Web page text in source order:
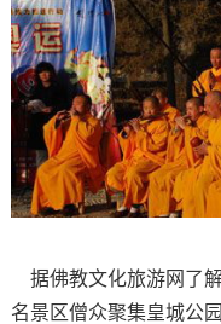
据佛教文化旅游网了
名景区僧众聚集皇城公